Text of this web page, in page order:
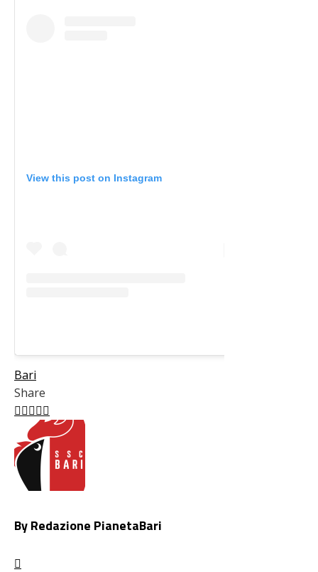
View this post on Instagram
Bari
Share
Facebook
Twitter
LinkedIn
Pinterest
Stumbleupon
By Redazione PianetaBari